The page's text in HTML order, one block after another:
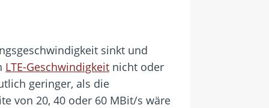
sinkt und
LTE-Geschwindigkeit nicht oder
geringer, als die
von 20, 40 oder 60 MBit/s wäre